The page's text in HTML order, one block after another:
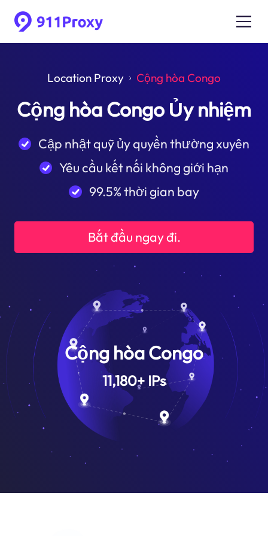
Location Proxy Cộng hòa Congo
Cộng hòa Congo Ủy nhiệm
Cập nhật quỹ ủy quyền thường xuyên
Yêu cầu kết nối không giới hạn
99.5% thời gian bay
Bắt đầu ngay đi.
Cộng hòa Congo
11,180+ IPs